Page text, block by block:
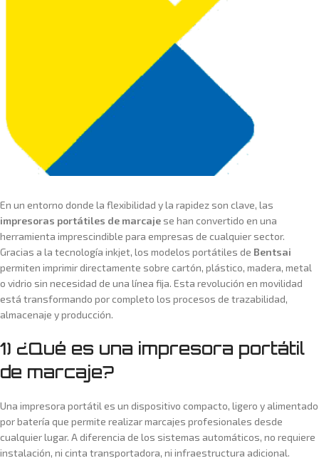
En un entorno donde la flexibilidad y la rapidez son clave, las
impresoras portátiles de marcaje se han convertido en una
herramienta imprescindible para empresas de cualquier sector.
Gracias a la tecnología inkjet, los modelos portátiles de Bentsai
permiten imprimir directamente sobre cartón, plástico, madera, metal
o vidrio sin necesidad de una línea fija. Esta revolución en movilidad
está transformando por completo los procesos de trazabilidad,
almacenaje y producción.
1) ¿Qué es una impresora portátil
de marcaje?
Una impresora portátil es un dispositivo compacto, ligero y alimentado
por batería que permite realizar marcajes profesionales desde
cualquier lugar. A diferencia de los sistemas automáticos, no requiere
instalación, ni cinta transportadora, ni infraestructura adicional.